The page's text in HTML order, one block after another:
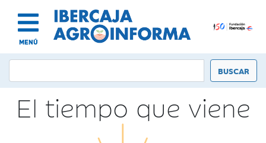
MENÚ
El tiempo que viene